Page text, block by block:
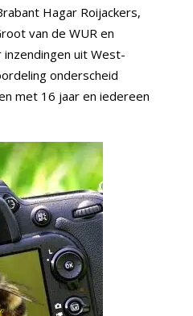
Hagar Roijackers,
van de WUR en
uit West-
onderscheid
met 16 jaar en iedereen